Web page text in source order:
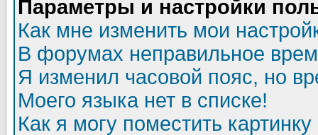
Параметры и настройки
Как мне изменить мои
В форумах неправильное
Я изменил часовой пояс, но
Моего языка нет в списке!
Как я могу поместить